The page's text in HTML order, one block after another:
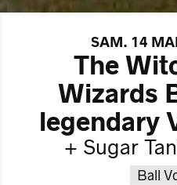
SAM. 14
The
Wizards
legendary
+ Sugar
Ball